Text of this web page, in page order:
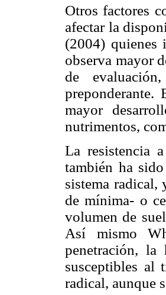
Otros factores
afectar la
(2004) quienes
observa mayor
de
preponderante.
mayor
nutrimentos,
La resistencia
también ha
sistema
de mínima- o
volumen de
Así mismo
penetración,
susceptibles al
radical, aunque